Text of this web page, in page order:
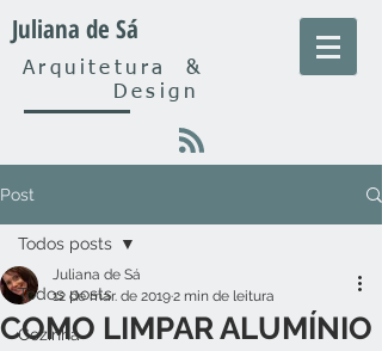
Arquitetura&
Design
Juliana de Sá
Post
Todos posts
Cozinha
Todos posts
COMO LIMPAR ALUMÍNIO
Juliana de Sá
12 de mar. de 20192 min de leitura